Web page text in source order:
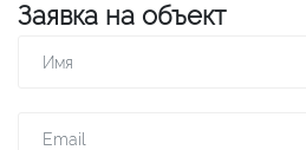
Заявка на объект